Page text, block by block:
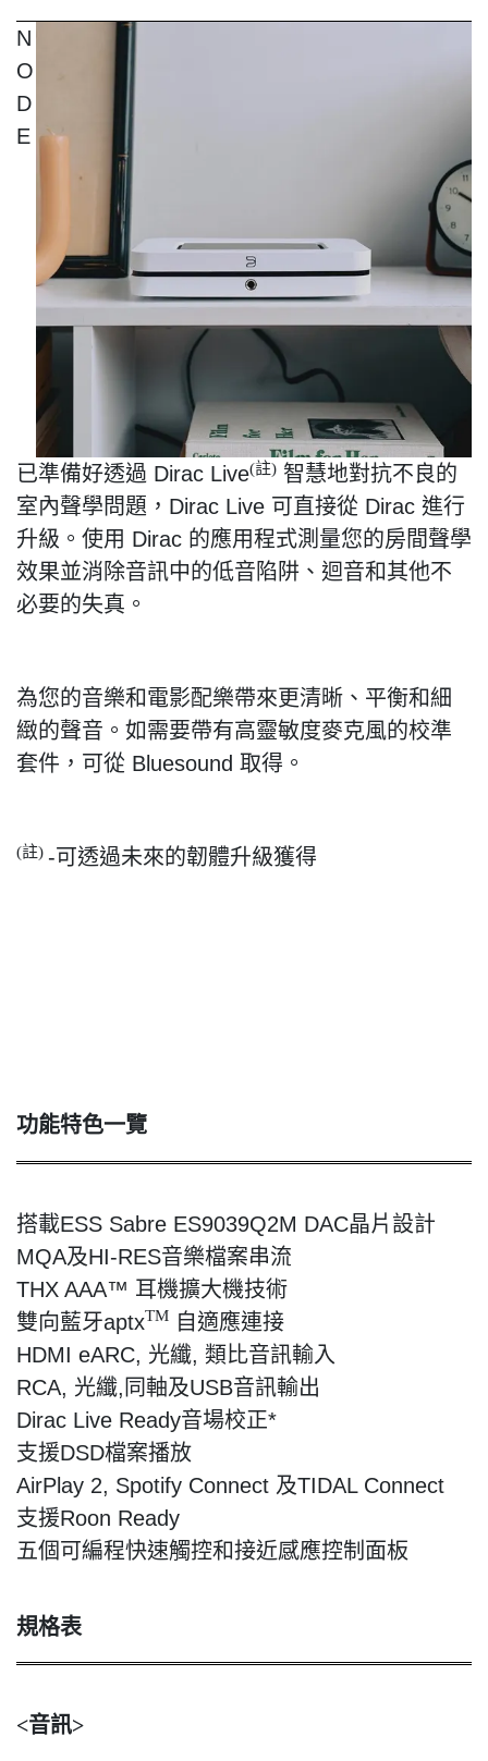
N
O
D
E
已準備好透過 Dirac Live(註) 智慧地對抗不良的
室內聲學問題， Dirac Live 可直接從 Dirac 進行
升級。使用 Dirac 的應用程式測量您的房間聲學
效果並消除音訊中的低音陷阱、迴音和其他不
必要的失真。
為您的音樂和電影配樂帶來更清晰、平衡和細
緻的聲音。如需要帶有高靈敏度麥克風的校準
套件，可從 Bluesound 取得。
(註) -可透過未來的韌體升級獲得
功能特色一覽
搭載ESS Sabre ES9039Q2M DAC晶片設計
MQA及HI-RES音樂檔案串流
THX AAA™ 耳機擴大機技術
雙向藍牙aptxTM 自適應連接
HDMI eARC, 光纖, 類比音訊輸入
RCA, 光纖, 同軸及USB音訊輸出
Dirac Live Ready音場校正*
支援DSD檔案播放
AirPlay 2, Spotify Connect 及TIDAL Connect
支援Roon Ready
五個可編程快速觸控和接近感應控制面板
規格表
<音訊>